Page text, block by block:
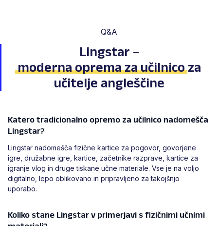
Q&A
Lingstar –
moderna oprema za učilnicoza
učitelje angleščine
Katero tradicionalno opremo za učilnico nadomešča
Lingstar?
Lingstar nadomešča fizične kartice za pogovor, govorjene
igre, družabne igre, kartice, začetnike razprave, kartice za
igranje vlog in druge tiskane učne materiale. Vse je na voljo
digitalno, lepo oblikovano in pripravljeno za takojšnjo
uporabo.
Koliko stane Lingstar v primerjavi s fizičnimi učnimi